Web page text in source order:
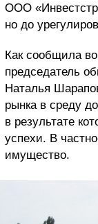
ООО
но до
Как сообщила
председатель
Наталья
рынка в среду
в результате
успехи. В
имущество.